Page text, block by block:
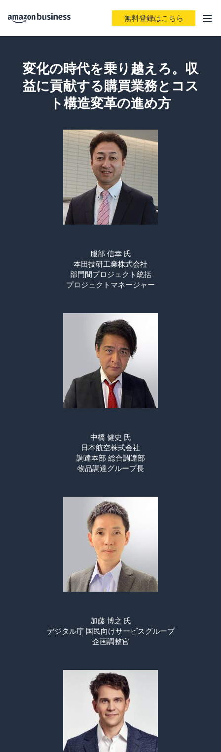
無料登録はこちら
変化の時代を乗り越えろ。収
益に貢献する購買業務とコス
ト構造変革の進め方
服部 信幸 氏
本田技研工業株式会社
部門間プロジェクト統括
プロジェクトマネージャー
中橋 健史 氏
日本航空株式会社
調達本部 総合調達部
物品調達グループ長
加藤 博之 氏
デジタル庁 国民向けサービスグループ
企画調整官